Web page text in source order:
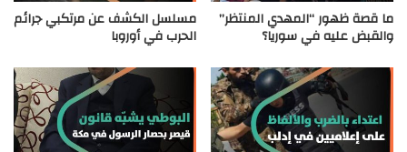
ما قصة ظهور “المهدي المنتظر”
والقبض عليه في سوريا؟
مسلسل الكشف عن مرتكبي جرائم
الحرب في أوروبا